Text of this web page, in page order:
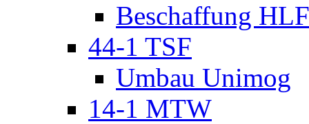
Beschaffung HLF
44-1 TSF
Umbau Unimog
14-1 MTW